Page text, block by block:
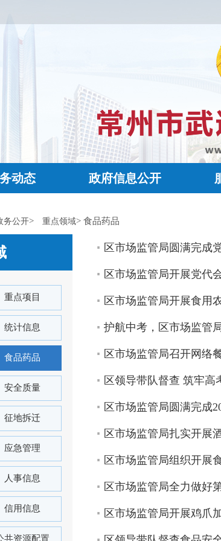
动态 政府信息公开
务公开> 重点领域> 食品药品
重点项目
统计信息
食品药品
安全质量
征地拆迁
应急管理
人事信息
信用信息
共资源配置
区市场监管局圆满完成
区市场监管局开展党代
区市场监管局开展食用
护航中考，区市场监管
区市场监管局召开网络
区领导带队督查 筑牢高
区市场监管局圆满完成
区市场监管局扎实开展
区市场监管局组织开展
区市场监管局全力做好
区市场监管局开展鸡爪